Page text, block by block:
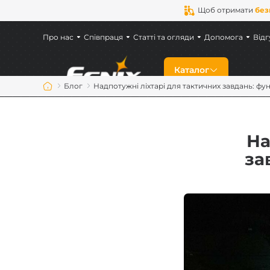
Щоб отримати
Каталог
Про нас Співпраця Статті та огляди Допомога
Блог Надпотужні ліхтарі для тактичних завдань: